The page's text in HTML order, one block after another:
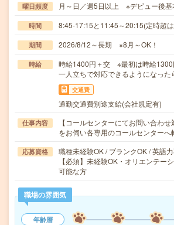
曜日頻度 月～日／週5日以上 ※デビュー後基
時間 8:45-17:15と11:45～20:15(定時超
期間 2026/8/12～長期 ※8月～OK！
時給
時給1400円＋交 ※最初は時給1300
一人立ちで対応できるようになった
交通費
通勤交通費別途支給(会社規定有)
仕事内容
【コールセンターにてお問い合わ
をお伺い各専用のコールセンター
応募資格
職種未経験OK / ブランクOK / 英語
【必須】未経験OK・オリエンテー
可能な方
職場の雰囲気
年齢層